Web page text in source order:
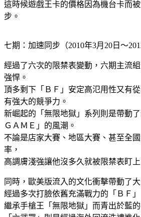
這時候遊戲王卡的價格因為機台卡而
步。
七期：加速同步（2010年3月20日～
經過了六次的限禁表變動，六期主流
強悍。
頂多剩下「ＢＦ」安定高氾用性又有
有強大的競爭力。
新崛起的「無限地獄」系列則是帶動
ＧＡＭＥ」的風潮。
不論是店家大賽、地區大賽、甚至全
率，
高調膚淺強讓他沒多久就被限禁表盯上
同時，歐美版流入的文化衝擊帶動了
經過多次打臉依舊充滿戰力的「ＢＦ」
繼承手槍王「無限地獄」而青出於藍的